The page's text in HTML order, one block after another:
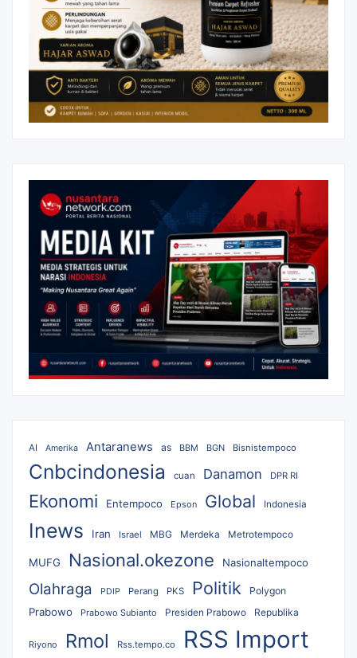
AI Amerika Antaranews as BBM BGN Bisnistempoco
Cnbcindonesia cuan Danamon DPR RI
Ekonomi Entempoco Epson Global Indonesia
Inews Iran Israel MBG Merdeka Metrotempoco
MUFG Nasional.okezone Nasionaltempoco
Olahraga PDIP Perang PKS Politik Polygon
Prabowo Prabowo Subianto Presiden Prabowo Republika
Riyono Rmol Rss.tempo.co RSS Import